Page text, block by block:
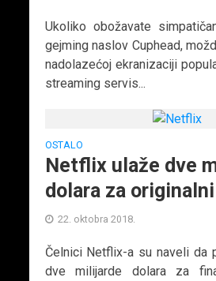
Ukoliko obožavate
gejming naslov Cuphead,
nadolazećoj ekranizaciji
streaming servis...
OSTALO
Netflix ulaže dve
dolara za
22. oktobra 2018.
Čelnici Netflix-a su naveli da
dve milijarde dolara za